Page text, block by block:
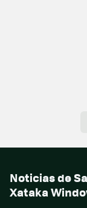
Noticias de
Xataka